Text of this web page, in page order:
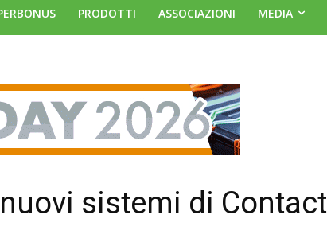
PRODOTTI ASSOCIAZIONI MEDIA
sistemi di Contact